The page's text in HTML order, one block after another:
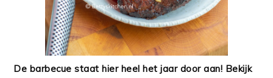
De barbecue staat hier heel het jaar door aan! Bekijk